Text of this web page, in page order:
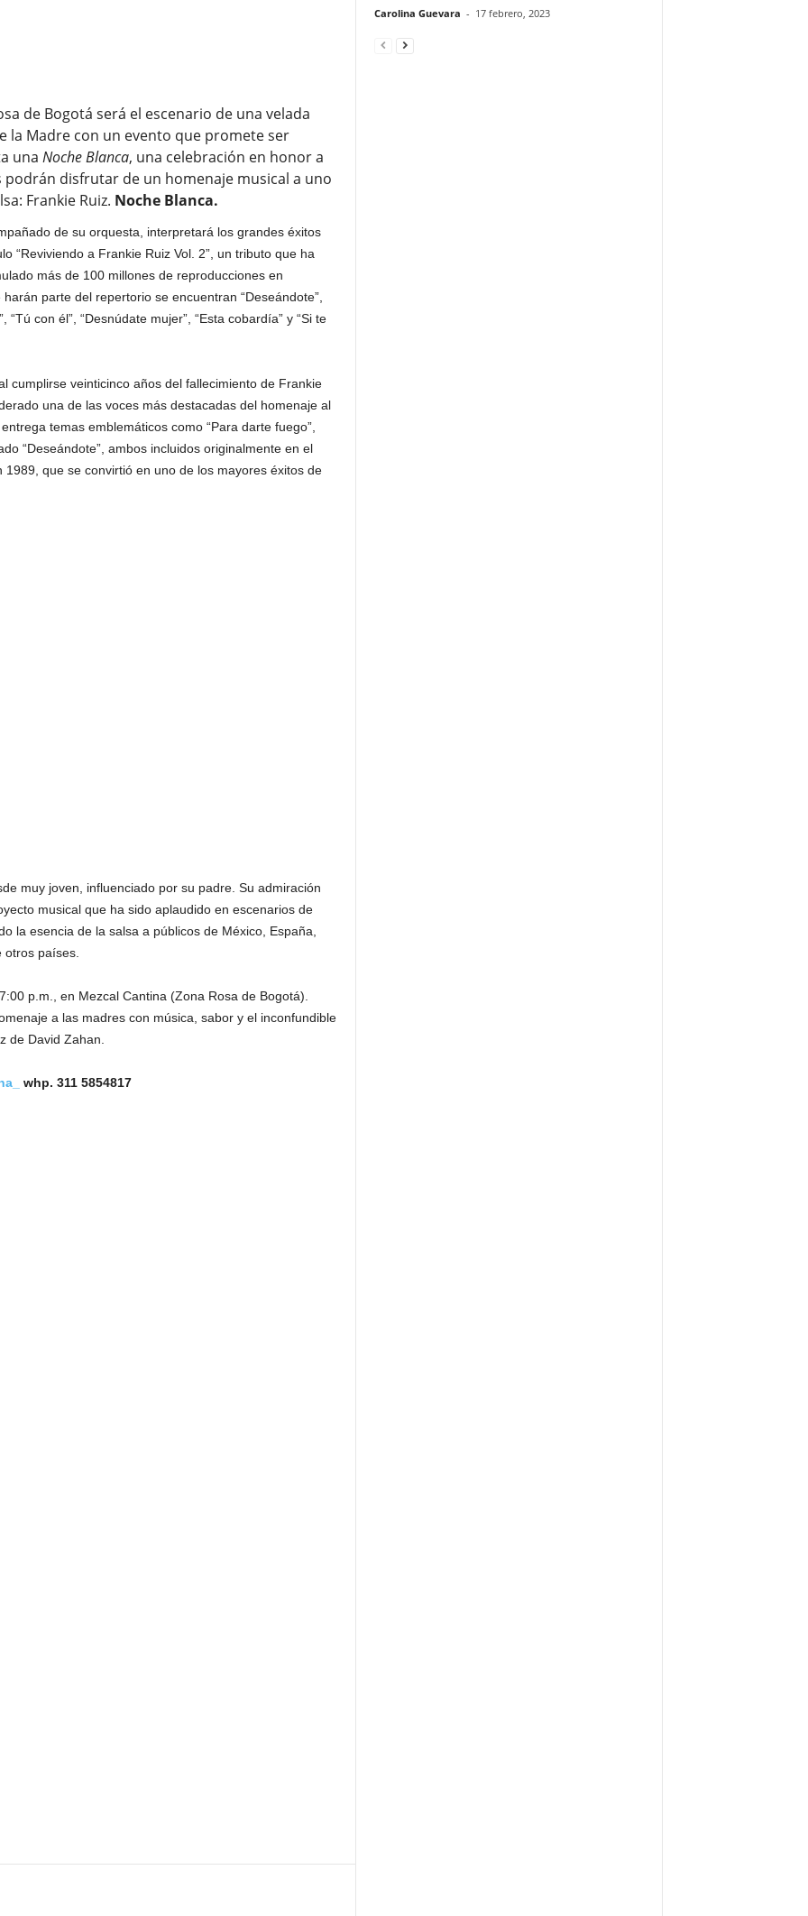
de Bogotá será el escenario de una velada
la Madre con un evento que promete ser
una Noche Blanca, una celebración en honor a
podrán disfrutar de un homenaje musical a uno
Frankie Ruiz. Noche Blanca.
de su orquesta, interpretará los grandes éxitos
“Reviviendo a Frankie Ruiz Vol. 2”, un tributo que ha
más de 100 millones de reproducciones en
parte del repertorio se encuentran “Deseándote”,
“Tú con él”, “Desnúdate mujer”, “Esta cobardía” y “Si te
cumplirse veinticinco años del fallecimiento de Frankie
una de las voces más destacadas del homenaje al
temas emblemáticos como “Para darte fuego”,
“Deseándote”, ambos incluidos originalmente en el
1989, que se convirtió en uno de los mayores éxitos de
muy joven, influenciado por su padre. Su admiración
musical que ha sido aplaudido en escenarios de
la esencia de la salsa a públicos de México, España,
otros países.
p.m., en Mezcal Cantina (Zona Rosa de Bogotá).
a las madres con música, sabor y el inconfundible
de David Zahan.
whp. 311 5854817
Carolina Guevara - 17 febrero, 2023